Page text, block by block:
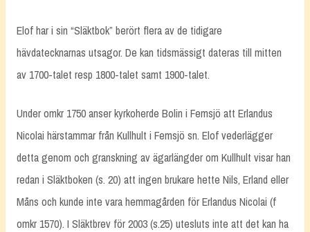
Elof har i sin “Släktbok” berört flera av de tidigare
hävdatecknarnas utsagor. De kan tidsmässigt dateras till mitten
av 1700-talet resp 1800-talet samt 1900-talet.
Under omkr 1750 anser kyrkoherde Bolin i Femsjö att Erlandus
Nicolai härstammar från Kullhult i Femsjö sn. Elof vederlägger
detta genom och granskning av ägarlängder om Kullhult visar han
redan i Släktboken (s. 20) att ingen brukare hette Nils, Erland eller
Måns och kunde inte vara hemmagården för Erlandus Nicolai (f
omkr 1570). I Släktbrev för 2003 (s.25) utesluts inte att det kan ha